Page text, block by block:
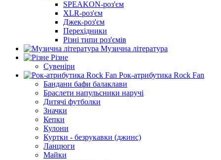
SPEAKON-роз'єм
XLR-роз'єм
Джек-роз'єм
Перехідники
Різні типи роз'ємів
Музична література
Різне
Сувеніри
Рок-атрибутика Rock Fan
Бандани бафи балаклави
Браслети напульсники наручі
Дитячі футболки
Значки
Кепки
Кулони
Куртки - безрукавки (джинс)
Ланцюги
Майки